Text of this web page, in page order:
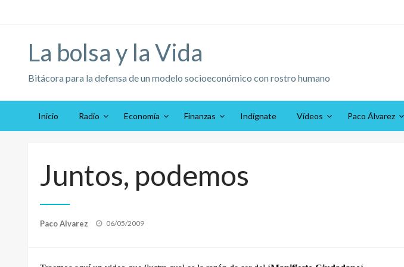
al
La bolsa y la Vida
Bitácora para la defensa de un modelo socioeconómico con rostro humano
Inicio Radio Economía Finanzas Indígnate Vídeos Paco Álvarez
Juntos, podemos
Paco Alvarez
Publicado
06/05/2009